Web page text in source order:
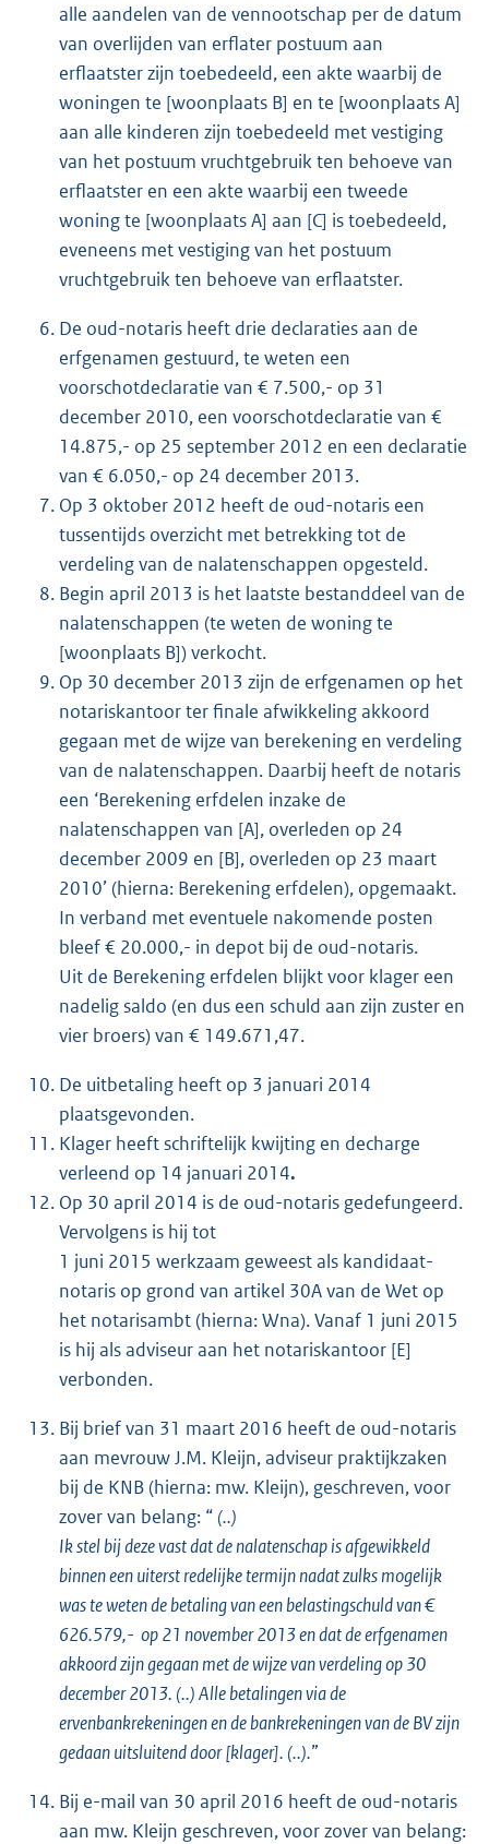
alle aandelen van de vennootschap per de datum
van overlijden van erflater postuum aan
erflaatster zijn toebedeeld, een akte waarbij de
woningen te [woonplaats B] en te [woonplaats A]
aan alle kinderen zijn toebedeeld met vestiging
van het postuum vruchtgebruik ten behoeve van
erflaatster en een akte waarbij een tweede
woning te [woonplaats A] aan [C] is toebedeeld,
eveneens met vestiging van het postuum
vruchtgebruik ten behoeve van erflaatster.
De oud-notaris heeft drie declaraties aan de
erfgenamen gestuurd, te weten een
voorschotdeclaratie van € 7.500,- op 31
december 2010, een voorschotdeclaratie van €
14.875,- op 25 september 2012 en een declaratie
van € 6.050,- op 24 december 2013.
Op 3 oktober 2012 heeft de oud-notaris een
tussentijds overzicht met betrekking tot de
verdeling van de nalatenschappen opgesteld.
Begin april 2013 is het laatste bestanddeel van de
nalatenschappen (te weten de woning te
[woonplaats B]) verkocht.
Op 30 december 2013 zijn de erfgenamen op het
notariskantoor ter finale afwikkeling akkoord
gegaan met de wijze van berekening en verdeling
van de nalatenschappen. Daarbij heeft de notaris
een ‘Berekening erfdelen inzake de
nalatenschappen van [A], overleden op 24
december 2009 en [B], overleden op 23 maart
2010’ (hierna: Berekening erfdelen), opgemaakt.
In verband met eventuele nakomende posten
bleef € 20.000,- in depot bij de oud-notaris.
Uit de Berekening erfdelen blijkt voor klager een
nadelig saldo (en dus een schuld aan zijn zuster en
vier broers) van € 149.671,47.
De uitbetaling heeft op 3 januari 2014
plaatsgevonden.
Klager heeft schriftelijk kwijting en decharge
verleend op 14 januari 2014.
Op 30 april 2014 is de oud-notaris gedefungeerd.
Vervolgens is hij tot
1 juni 2015 werkzaam geweest als kandidaat-
notaris op grond van artikel 30A van de Wet op
het notarisambt (hierna: Wna). Vanaf 1 juni 2015
is hij als adviseur aan het notariskantoor [E]
verbonden.
Bij brief van 31 maart 2016 heeft de oud-notaris
aan mevrouw J.M. Kleijn, adviseur praktijkzaken
bij de KNB (hierna: mw. Kleijn), geschreven, voor
zover van belang: “ (..)
Ik stel bij deze vast dat de nalatenschap is afgewikkeld
binnen een uiterst redelijke termijn nadat zulks mogelijk
was te weten de betaling van een belastingschuld van€
626.579,- op 21 november 2013 en dat de erfgenamen
akkoord zijn gegaan met de wijze van verdeling op 30
december 2013. (..) Alle betalingen via de
ervenbankrekeningen en de bankrekeningen van de BV zijn
gedaan uitsluitend door [klager]. (..).”
Bij e-mail van 30 april 2016 heeft de oud-notaris
aan mw. Kleijn geschreven, voor zover van belang: